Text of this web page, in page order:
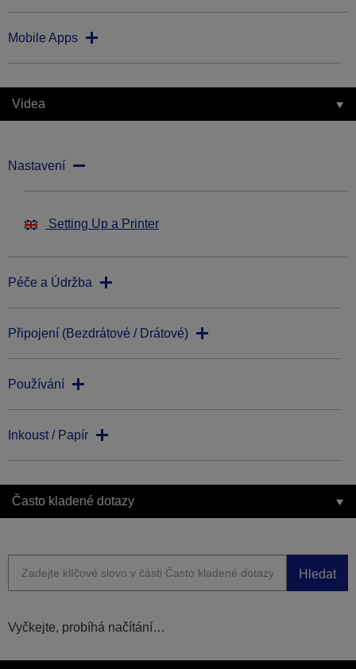
Mobile Apps
Videa
Nastavení
Setting Up a Printer
Péče a Údržba
Připojení (Bezdrátové / Drátové)
Používání
Inkoust / Papír
Často kladené dotazy
Hledat
Vyčkejte, probíhá načítání…